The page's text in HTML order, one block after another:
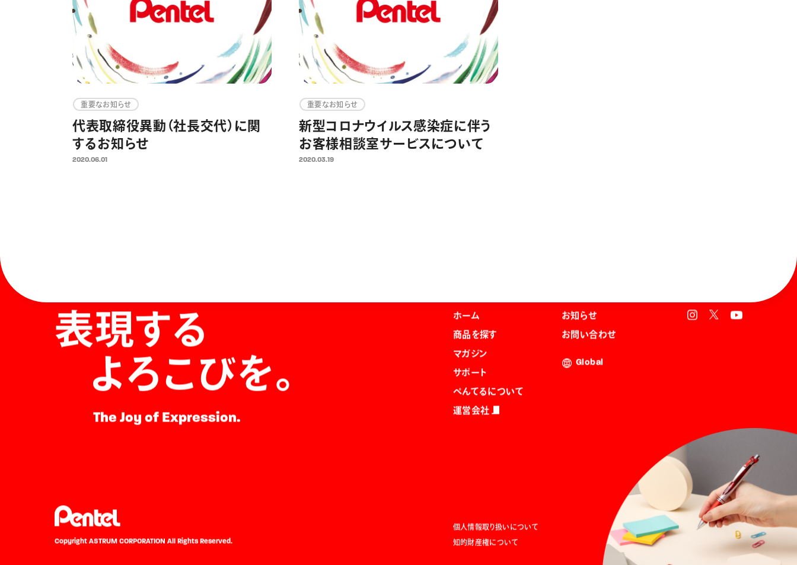
重要なお知らせ
代表取締役異動（社長交代）に関
するお知らせ
2020.06.01
重要なお知らせ
新型コロナウイルス感染症に伴う
お客様相談室サービスについて
2020.03.19
ホーム
商品を探す
マガジン
サポート
ぺんてるについて
運営会社
お知らせ
お問い合わせ
Global
個人情報取り扱いについて
知的財産権について
表現する
よろこびを。
The Joy of Expression.
Copyright ASTRUM CORPORATION All Rights Reserved.